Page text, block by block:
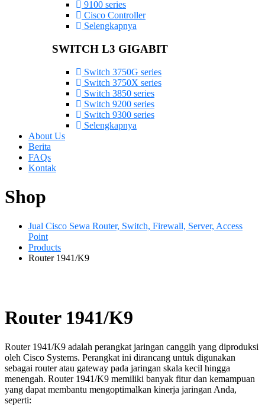
9100 series
Cisco Controller
Selengkapnya
SWITCH L3 GIGABIT
Switch 3750G series
Switch 3750X series
Switch 3850 series
Switch 9200 series
Switch 9300 series
Selengkapnya
About Us
Berita
FAQs
Kontak
Shop
Jual Cisco Sewa Router, Switch, Firewall, Server, Access
Point
Products
Router 1941/K9
Router 1941/K9
Router 1941/K9 adalah perangkat jaringan canggih yang diproduksi
oleh Cisco Systems. Perangkat ini dirancang untuk digunakan
sebagai router atau gateway pada jaringan skala kecil hingga
menengah. Router 1941/K9 memiliki banyak fitur dan kemampuan
yang dapat membantu mengoptimalkan kinerja jaringan Anda,
seperti: